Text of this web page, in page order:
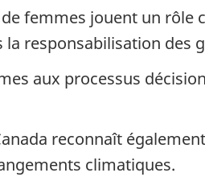
femmes jouent un rôle
responsabilisation des
aux processus
reconnaît
climatiques.